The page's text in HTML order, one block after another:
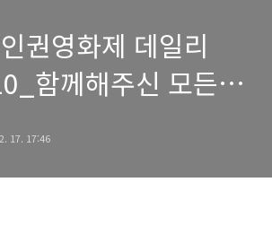
권영화제 데일리
함께해주신 모든
17. 17:46